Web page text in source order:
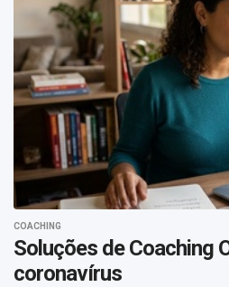
COACHING
Soluções de Coaching
coronavírus